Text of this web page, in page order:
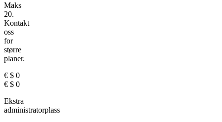
Maks
20.
Kontakt
oss
for
større
planer.
€ $ 0
€ $ 0
Ekstra
administratorplass